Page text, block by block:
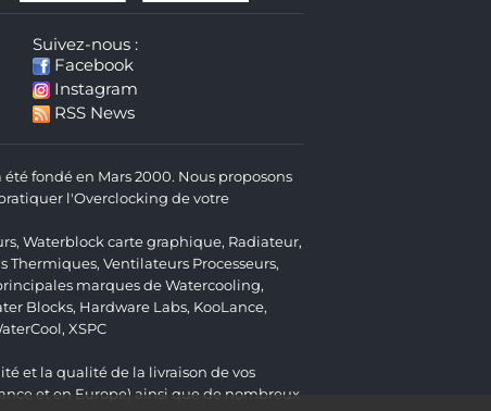
Suivez-nous :
Facebook
Instagram
RSS News
fondé en Mars 2000. Nous proposons
l'Overclocking de votre
, Waterblock carte graphique, Radiateur,
Thermiques, Ventilateurs Processeurs,
marques de Watercooling,
Blocks, Hardware Labs, KooLance,
, XSPC
et la qualité de la livraison de vos
et en Europe) ainsi que de nombreux